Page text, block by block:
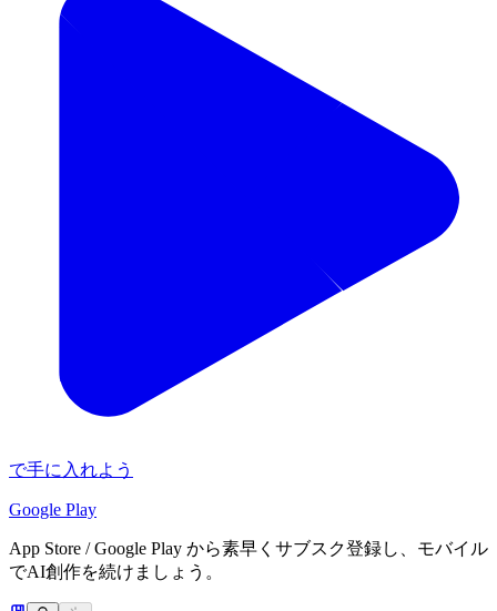
で手に入れよう
Google Play
App Store / Google Play から素早くサブスク登録し、モバイル
でAI創作を続けましょう。